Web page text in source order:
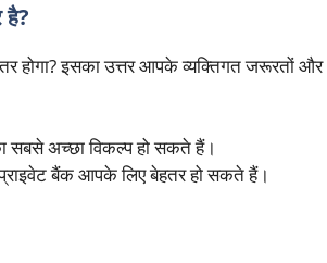
है?
होगा? इसका उत्तर आपके व्यक्तिगत जरूरतों और
सबसे अच्छा विकल्प हो सकते हैं।
बैंक आपके लिए बेहतर हो सकते हैं।